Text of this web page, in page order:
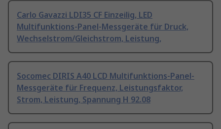
Carlo Gavazzi LDI35 CF Einzeilig, LED
Multifunktions-Panel-Messgeräte für Druck,
Wechselstrom/Gleichstrom, Leistung,
Socomec DIRIS A40 LCD Multifunktions-Panel-
Messgeräte für Frequenz, Leistungsfaktor,
Strom, Leistung, Spannung H 92.08